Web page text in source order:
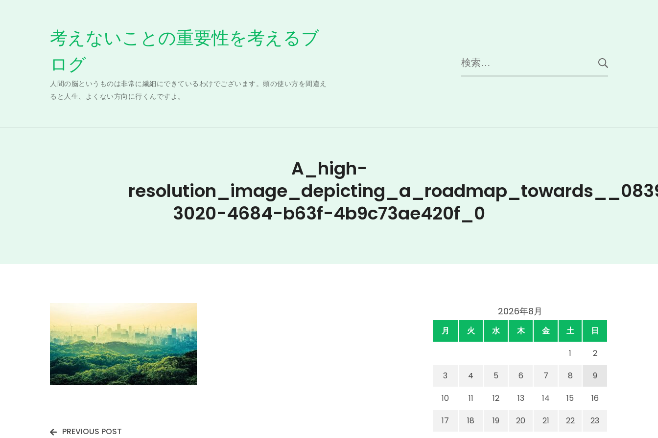
考えないことの重要性を考えるブ
ログ
人間の脳というものは非常に繊細にできているわけでございます。頭の使い方を間違え
ると人生、よくない方向に行くんですよ。
検
索:
A_high-
3020-4684-b63f-4b9c73ae420f_0
PREVIOUS POST
2026年8月
月 火 水 木 金 土
日
1
2
3
4 5 6 7 8
9
10
11 12 13 14 15
16
17
18 19 20 21 22
23